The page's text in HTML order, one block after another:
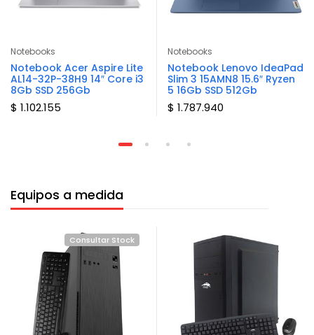
Notebooks
Notebook Acer Aspire Lite
AL14-32P-38H9 14″ Core i3
8Gb SSD 256Gb
$ 1.102.155
Notebooks
Notebook Lenovo IdeaPad
Slim 3 15AMN8 15.6″ Ryzen
5 16Gb SSD 512Gb
$ 1.787.940
Equipos a medida
Consultar Stock